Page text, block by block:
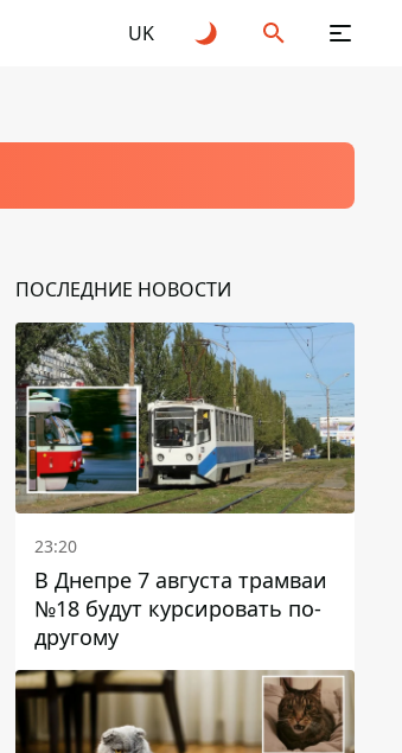
UK
ПОСЛЕДНИЕ НОВОСТИ
23:20
В Днепре 7 августа трамваи
№18 будут курсировать по-
другому